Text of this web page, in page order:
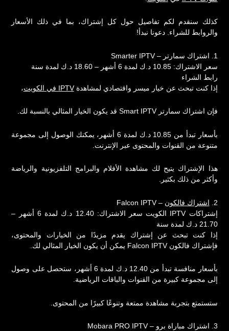
كذلك سنقدم لكم تفاصيل حول كل إشتراك، بما في ذلك الأسعار
والروابط للشراء. دعونا نبدأ!
1. اشتراك سمارتر – Smarter IPTV
سعر الاشتراك: 10.85 د.ك لمدة 6 أشهر – 18.60 د.ك لمدة سنة
رابط الشراء
إذا كنت تبحث عن خيار ميسر واقتصادي لمشاهدةIPTV في الكويت ،
فإن اشتراك سمارتر Smart IPTV قد يكون الخيار المثالي بالنسبة لك.
بأسعار تبدأ من 10.85 د.ك لمدة 6 أشهر، يمكنك الوصول إلى مجموعة
متنوعة من القنوات والمحتوى عبر الإنترنت.
هذا الإشتراك يتيح لك مشاهدة الأفلام والبرامج التلفزيونية والرياضة
وأكثر من ذلك بكثير.
2. اشتراك فالكون – Falcon IPTV
إشتراكاتIPTV
الكويت سعر الاشتراك: 12.40 د.ك لمدة 6 أشهر –
21.70 د.ك لمدة سنة
إذا كنت تبحث عن إشتراك يقدم مزيدًا من الخيارات والمحتوى،
فإشتراك فالكون Falcon IPTV يمكن أن يكون الخيار المثالي لك.
بأسعار منافسة تبدأ من 12.40 د.ك لمدة 6 أشهر، ستحصل على وصول
إلى مجموعة كبيرة من القنوات والباقات الرياضية.
ستستمتع بتجربة مشاهدة ممتعة وتنوعًا كبيرًا من المحتوى.
3. اشتراك مباراة برو – Mobara PRO IPTV